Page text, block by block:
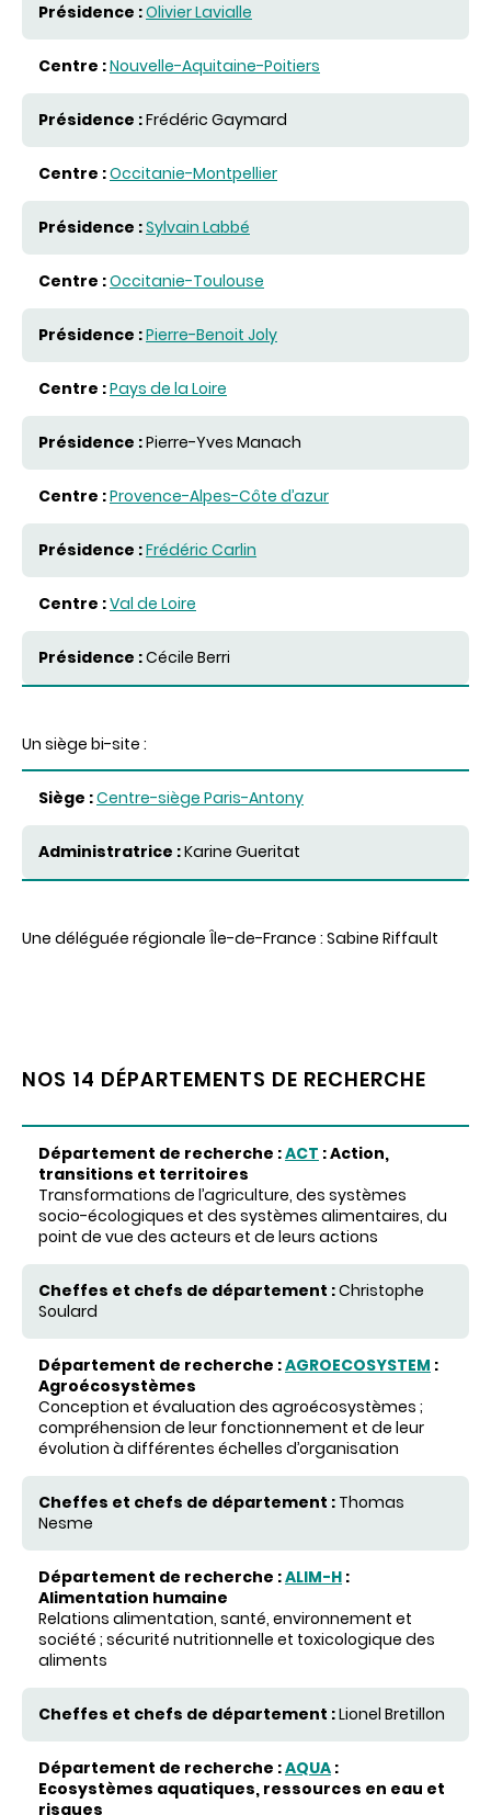
Olivier Lavialle
Nouvelle-Aquitaine-Poitiers
Frédéric Gaymard
Occitanie-Montpellier
Sylvain Labbé
Occitanie-Toulouse
Pierre-Benoit Joly
Pays de la Loire
Pierre-Yves Manach
Provence-Alpes-Côte d’azur
Frédéric Carlin
Val de Loire
Cécile Berri
Un siège bi-site :
Siège
Administratrice
Centre-siège Paris-Antony
Karine Gueritat
Une déléguée régionale Île-de-France : Sabine Riffault
NOS 14 DÉPARTEMENTS DE RECHERCHE
Département de recherche
Cheffes et chefs de département
ACT : Action,
transitions et territoires
Transformations de l’agriculture, des systèmes
socio-écologiques et des systèmes alimentaires, du
point de vue des acteurs et de leurs actions
Christophe
Soulard
AGROECOSYSTEM :
Agroécosystèmes
Conception et évaluation des agroécosystèmes ;
compréhension de leur fonctionnement et de leur
évolution à différentes échelles d’organisation
Thomas
Nesme
ALIM-H :
Alimentation humaine
Relations alimentation, santé, environnement et
société ; sécurité nutritionnelle et toxicologique des
aliments
Lionel Bretillon
AQUA :
Ecosystèmes aquatiques, ressources en eau et
risques